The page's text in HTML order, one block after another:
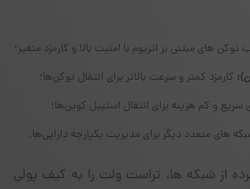
توکن های مبتنی بر اتریوم با امنیت بالا و کارمزد متغیر؛
کارمزد کمتر و سرعت بالاتر برای انتقال توکن‌ها؛
سریع و کم هزینه برای انتقال استیبل کوین‌ها؛
های متعدد دیگر برای مدیریت یکپارچه دارایی‌ها.
از شبکه ها، تراست ولت را به کیف پولی